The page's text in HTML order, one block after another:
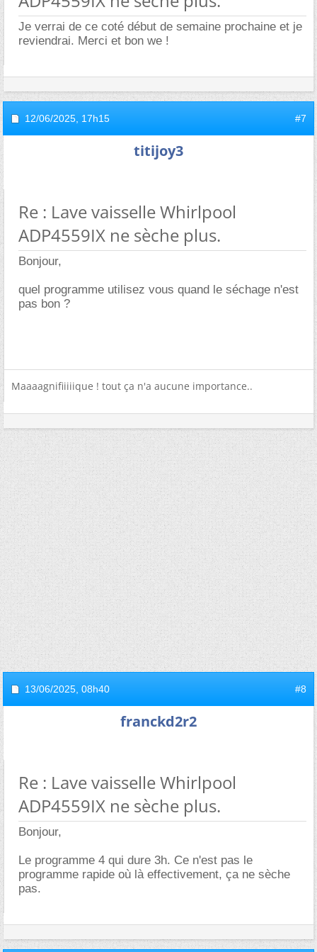
Je verrai de ce coté début de semaine prochaine et je
reviendrai. Merci et bon we !
12/06/2025, 17h15 #7
titijoy3
Re : Lave vaisselle Whirlpool
ADP4559IX ne sèche plus.
Bonjour,
quel programme utilisez vous quand le séchage n'est
pas bon ?
Maaaagnifiiiiique ! tout ça n'a aucune importance..
13/06/2025, 08h40 #8
franckd2r2
Re : Lave vaisselle Whirlpool
ADP4559IX ne sèche plus.
Bonjour,
Le programme 4 qui dure 3h. Ce n'est pas le
programme rapide où là effectivement, ça ne sèche
pas.